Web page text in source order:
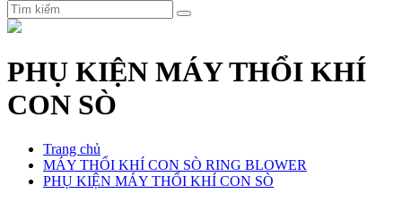
PHỤ KIỆN MÁY THỔI KHÍ
CON SÒ
Trang chủ
MÁY THỔI KHÍ CON SÒ RING BLOWER
PHỤ KIỆN MÁY THỔI KHÍ CON SÒ